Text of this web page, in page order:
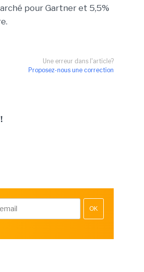
pour Gartner et 5,5%
Une erreur dans l'article?
Proposez-nous une correction
OK